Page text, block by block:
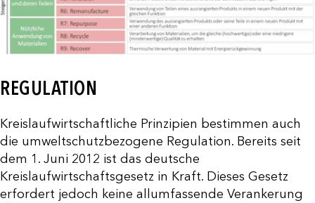
REGULATION
Kreislaufwirtschaftliche Prinzipien bestimmen auch
die umweltschutzbezogene Regulation. Bereits seit
dem 1. Juni 2012 ist das deutsche
Kreislaufwirtschaftsgesetz in Kraft. Dieses Gesetz
erfordert jedoch keine allumfassende Verankerung